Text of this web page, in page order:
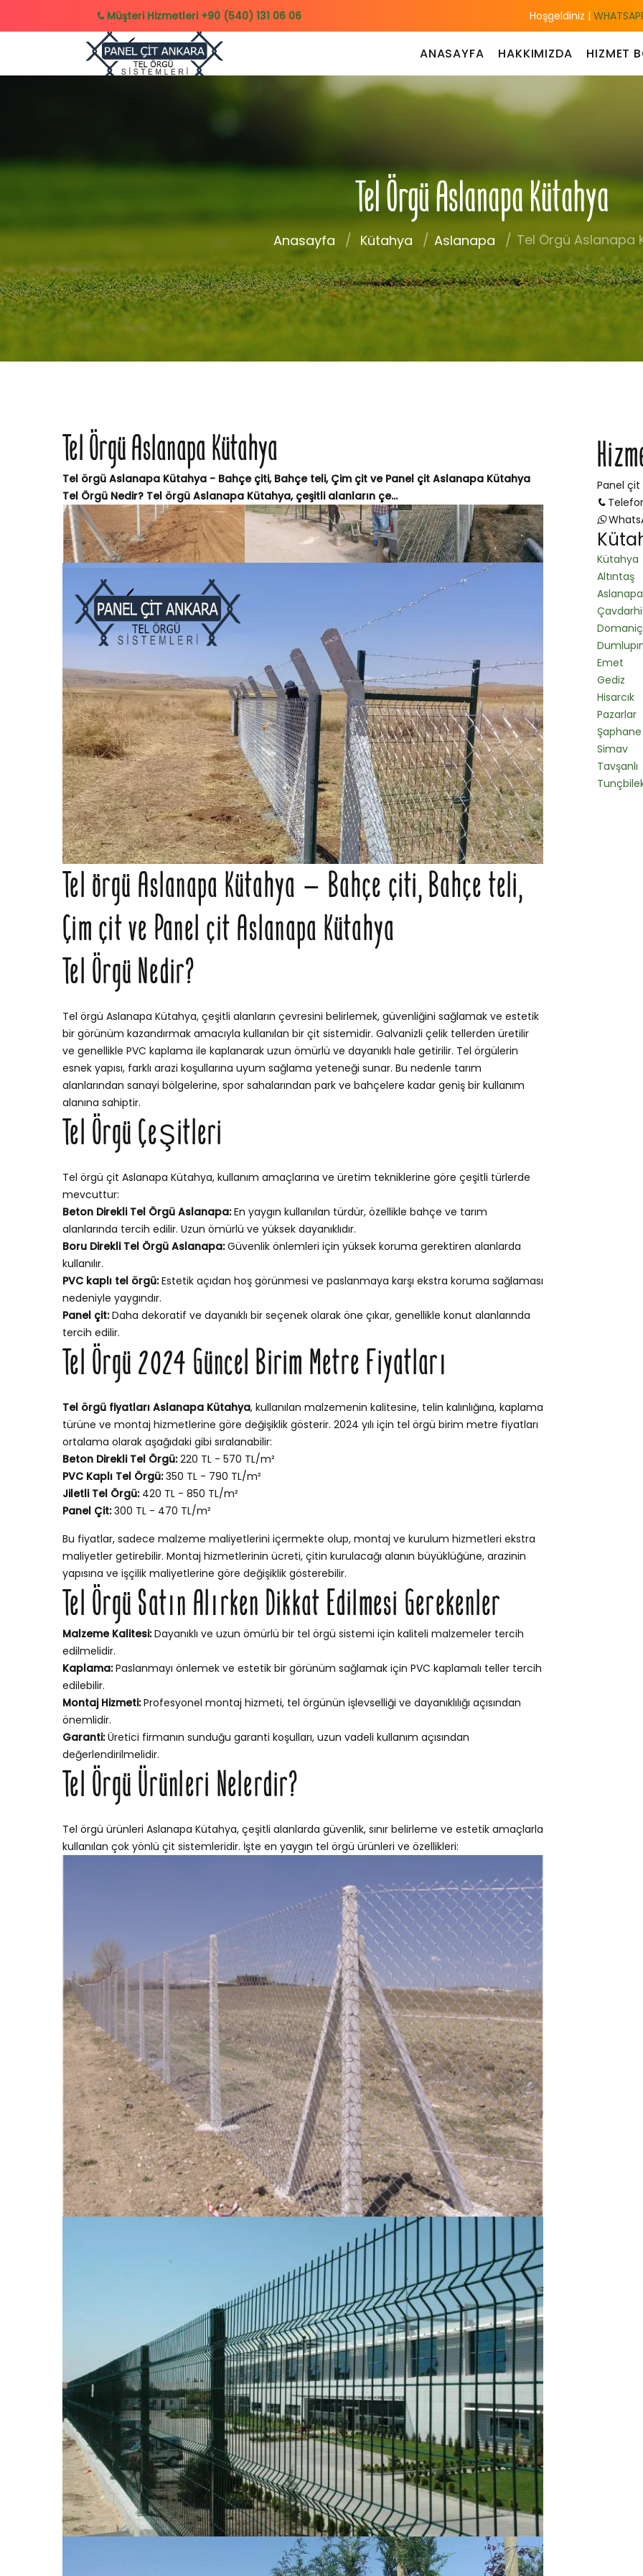
Müşteri Hizmetleri +90 (540) 131 06 06 Hoşgeldiniz |
ANASAYFA HAKKIMIZDA HIZMET
Tel Örgü Aslanapa Kütahya
Anasayfa Kütahya Aslanapa Tel Örgü Aslanapa
Panel çit
Kütahya
Altıntaş
Aslanapa
Domaniç
Emet
Gediz
Hisarcık
Pazarlar
Şaphane
Simav
Tavşanlı
Tel Örgü Aslanapa Kütahya
Tel örgü Aslanapa Kütahya - Bahçe çiti, Bahçe teli, Çim çit ve Panel çit Aslanapa Kütahya
Tel Örgü Nedir? Tel örgü Aslanapa Kütahya, çeşitli alanların çe...
Tel örgü Aslanapa Kütahya – Bahçe çiti, Bahçe teli,
Çim çit ve Panel çit Aslanapa Kütahya
Tel Örgü Nedir?
Tel örgü Aslanapa Kütahya, çeşitli alanların çevresini belirlemek, güvenliğini sağlamak ve estetik
bir görünüm kazandırmak amacıyla kullanılan bir çit sistemidir. Galvanizli çelik tellerden üretilir
ve genellikle PVC kaplama ile kaplanarak uzun ömürlü ve dayanıklı hale getirilir. Tel örgülerin
esnek yapısı, farklı arazi koşullarına uyum sağlama yeteneği sunar. Bu nedenle tarım
alanlarından sanayi bölgelerine, spor sahalarından park ve bahçelere kadar geniş bir kullanım
alanına sahiptir.
Tel Örgü Çeşitleri
Tel örgü çit Aslanapa Kütahya, kullanım amaçlarına ve üretim tekniklerine göre çeşitli türlerde
mevcuttur:
Beton Direkli Tel Örgü Aslanapa:En yaygın kullanılan türdür, özellikle bahçe ve tarım
alanlarında tercih edilir. Uzun ömürlü ve yüksek dayanıklıdır.
Boru Direkli Tel Örgü Aslanapa:Güvenlik önlemleri için yüksek koruma gerektiren alanlarda
kullanılır.
PVC kaplı tel örgü:Estetik açıdan hoş görünmesi ve paslanmaya karşı ekstra koruma sağlaması
nedeniyle yaygındır.
Panel çit:Daha dekoratif ve dayanıklı bir seçenek olarak öne çıkar, genellikle konut alanlarında
tercih edilir.
Tel Örgü 2024 Güncel Birim Metre Fiyatları
Tel örgü fiyatları Aslanapa Kütahya, kullanılan malzemenin kalitesine, telin kalınlığına, kaplama
türüne ve montaj hizmetlerine göre değişiklik gösterir. 2024 yılı için tel örgü birim metre fiyatları
ortalama olarak aşağıdaki gibi sıralanabilir:
Beton Direkli Tel Örgü:220 TL - 570 TL/m²
PVC Kaplı Tel Örgü:350 TL - 790 TL/m²
Jiletli Tel Örgü:420 TL - 850 TL/m²
Panel Çit:300 TL - 470 TL/m²
Bu fiyatlar, sadece malzeme maliyetlerini içermekte olup, montaj ve kurulum hizmetleri ekstra
maliyetler getirebilir. Montaj hizmetlerinin ücreti, çitin kurulacağı alanın büyüklüğüne, arazinin
yapısına ve işçilik maliyetlerine göre değişiklik gösterebilir.
Tel Örgü Satın Alırken Dikkat Edilmesi Gerekenler
Malzeme Kalitesi:Dayanıklı ve uzun ömürlü bir tel örgü sistemi için kaliteli malzemeler tercih
edilmelidir.
Kaplama:Paslanmayı önlemek ve estetik bir görünüm sağlamak için PVC kaplamalı teller tercih
edilebilir.
Montaj Hizmeti:Profesyonel montaj hizmeti, tel örgünün işlevselliği ve dayanıklılığı açısından
önemlidir.
Garanti:Üretici firmanın sunduğu garanti koşulları, uzun vadeli kullanım açısından
değerlendirilmelidir.
Tel Örgü Ürünleri Nelerdir?
Tel örgü ürünleri Aslanapa Kütahya, çeşitli alanlarda güvenlik, sınır belirleme ve estetik amaçlarla
kullanılan çok yönlü çit sistemleridir. İşte en yaygın tel örgü ürünleri ve özellikleri: